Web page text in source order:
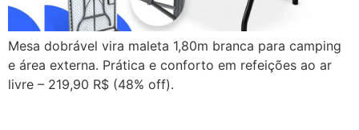
Mesa dobrável vira maleta 1,80m branca para camping
e área externa. Prática e conforto em refeições ao ar
livre – 219,90 R$ (48% off).